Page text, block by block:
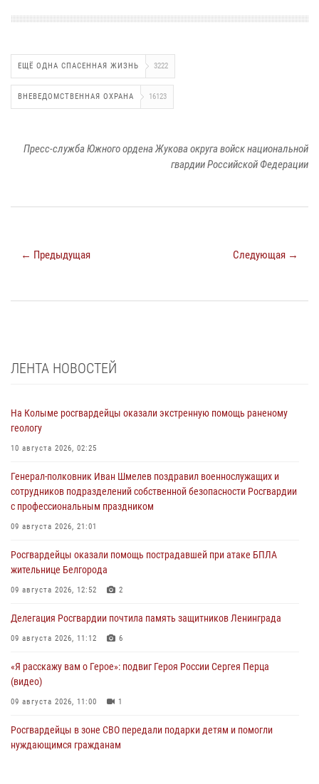
ЕЩЁ ОДНА СПАСЕННАЯ ЖИЗНЬ 3222
ВНЕВЕДОМСТВЕННАЯ ОХРАНА 16123
Пресс-служба Южного ордена Жукова округа войск национальной
гвардии Российской Федерации
← Предыдущая Следующая →
ЛЕНТА НОВОСТЕЙ
На Колыме росгвардейцы оказали экстренную помощь раненому
геологу
10 августа 2026, 02:25
Генерал-полковник Иван Шмелев поздравил военнослужащих и
сотрудников подразделений собственной безопасности Росгвардии
с профессиональным праздником
09 августа 2026, 21:01
Росгвардейцы оказали помощь пострадавшей при атаке БПЛА
жительнице Белгорода
09 августа 2026, 12:52 2
Делегация Росгвардии почтила память защитников Ленинграда
09 августа 2026, 11:12 6
«Я расскажу вам о Герое»: подвиг Героя России Сергея Перца
(видео)
09 августа 2026, 11:00 1
Росгвардейцы в зоне СВО передали подарки детям и помогли
нуждающимся гражданам